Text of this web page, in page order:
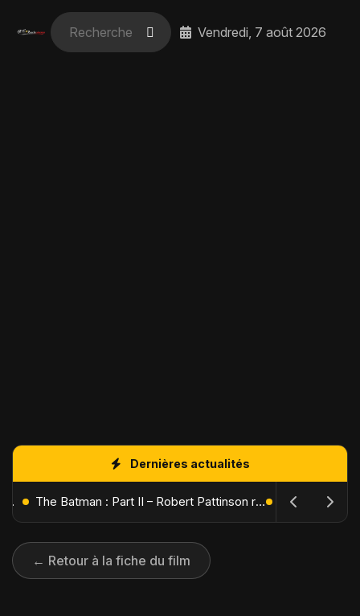
Vendredi, 7 août 2026
Dernières actualités
L'Âge de Glace : Le Réveil du Volcan – Manny, Sid et Diego de retour pour une aventure explosive The Batman : Part II – Robert Pattinson replonge dans les ténèbres de Gotham dès octobre 2027
← Retour à la fiche du film